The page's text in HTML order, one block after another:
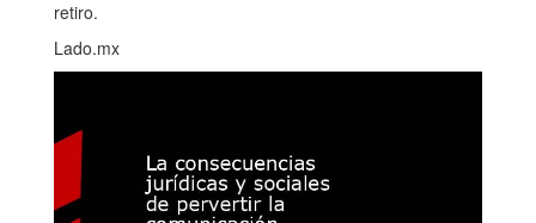
retiro.
Lado.mx